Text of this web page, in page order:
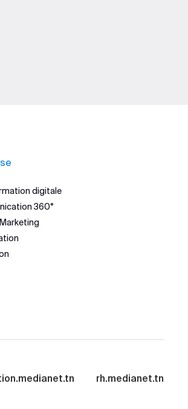
digitale
360°
rh.medianet.tn